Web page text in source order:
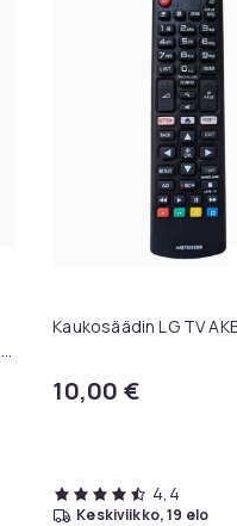
Olkalaukku miehet
Kaukosäädin LG TV
10,00 €
4,4
keskiviikko, 19 elo